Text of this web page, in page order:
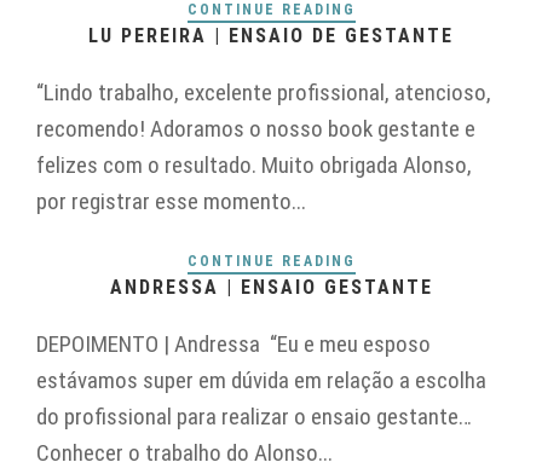
CONTINUE READING
LU PEREIRA | ENSAIO DE GESTANTE
“Lindo trabalho, excelente profissional, atencioso,
recomendo! Adoramos o nosso book gestante e
felizes com o resultado. Muito obrigada Alonso,
por registrar esse momento...
CONTINUE READING
ANDRESSA | ENSAIO GESTANTE
DEPOIMENTO | Andressa “Eu e meu esposo
estávamos super em dúvida em relação a escolha
do profissional para realizar o ensaio gestante…
Conhecer o trabalho do Alonso...